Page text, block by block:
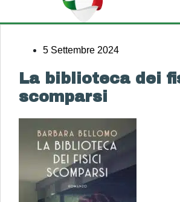
5 Settembre 2024
La biblioteca dei
scomparsi